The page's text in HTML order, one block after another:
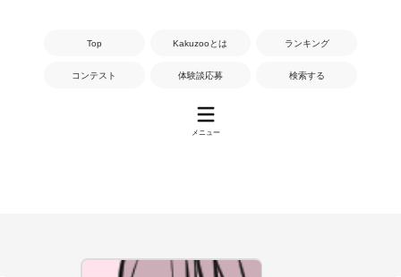
Top Kakuzooとは ランキング
コンテスト 体験談応募 検索する
メニュー